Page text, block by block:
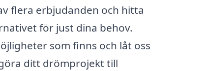
flera erbjudanden och hitta
för just dina behov.
som finns och låt oss
ditt drömprojekt till